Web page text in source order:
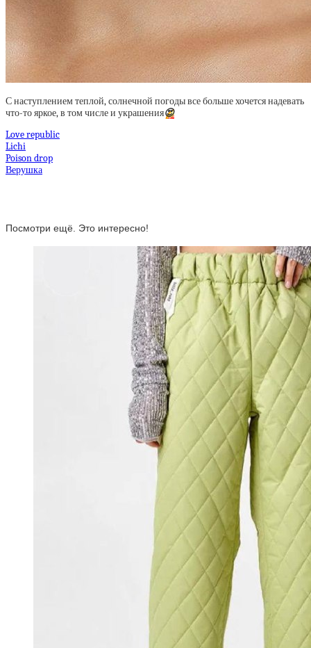
С наступлением теплой, солнечной погоды все больше хочется надевать
что-то яркое, в том числе и украшения😍
Love republic
Lichi
Poison drop
Верушка
Посмотри ещё. Это интересно!